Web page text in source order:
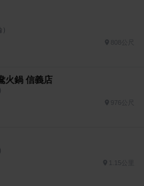
火鍋 信義店
1.15公里